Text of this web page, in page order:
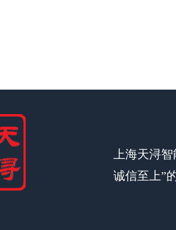
上海天浔智
诚信至上”